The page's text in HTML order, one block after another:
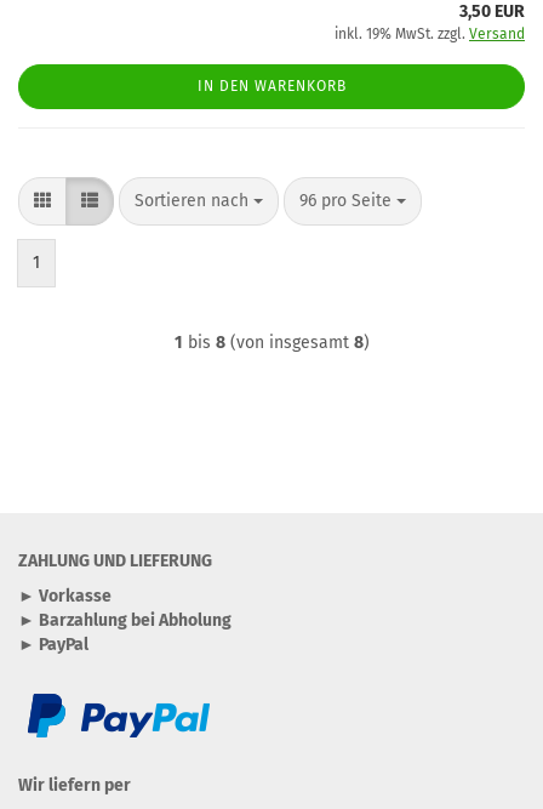
3,50 EUR
inkl. 19% MwSt. zzgl. Versand
IN DEN WARENKORB
Sortieren nach
Sortieren nach 96 pro Seite
pro Seite
1
1 bis 8(von insgesamt 8)
ZAHLUNG UND LIEFERUNG
► Vorkasse
► Barzahlung bei Abholung
► PayPal
Wir liefern per